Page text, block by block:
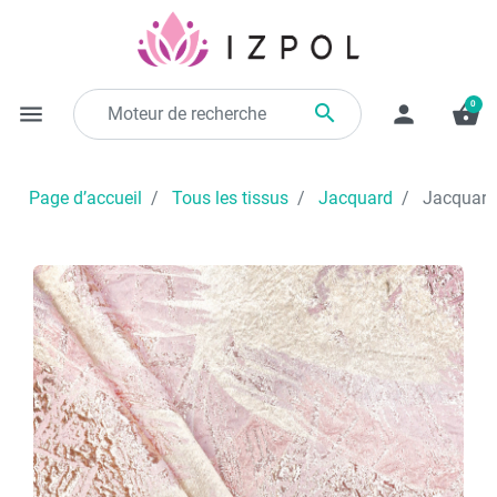
menu  person shopping_basket
0
Page d’accueil Tous les tissus Jacquard